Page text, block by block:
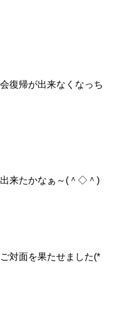
復帰が出来なくなっち
来たかなぁ～(＾◇＾)
対面を果たせました(*